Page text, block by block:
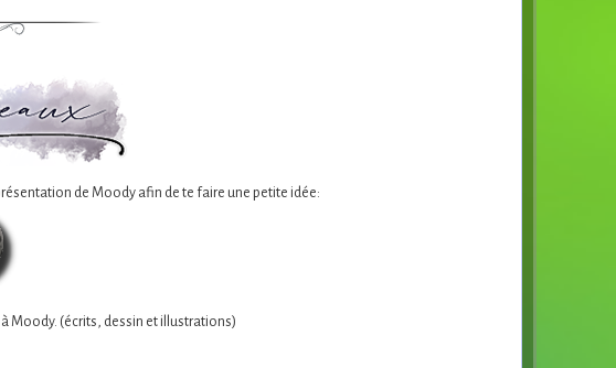
de Moody afin de te faire une petite idée:
Moody. (écrits, dessin et illustrations)